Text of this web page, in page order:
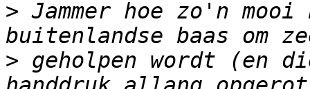
> Jammer hoe zo'n
> geholpen wordt (en